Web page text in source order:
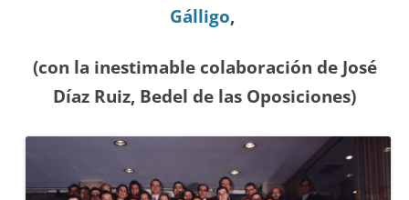
Gálligo,
(con la inestimable colaboración de José
Díaz Ruiz, Bedel de las Oposiciones)